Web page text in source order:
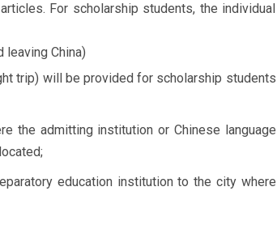
For scholarship students, the individual
China)
trip) will be provided for scholarship students
the admitting institution or Chinese language
education institution to the city where